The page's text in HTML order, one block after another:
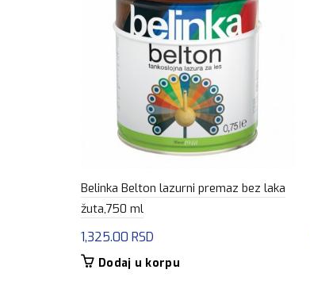
Belinka Belton lazurni premaz bez laka
žuta,750 ml
1,325.00 RSD
Dodaj u korpu